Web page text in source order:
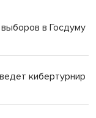
в Госдуму
кибертурнир